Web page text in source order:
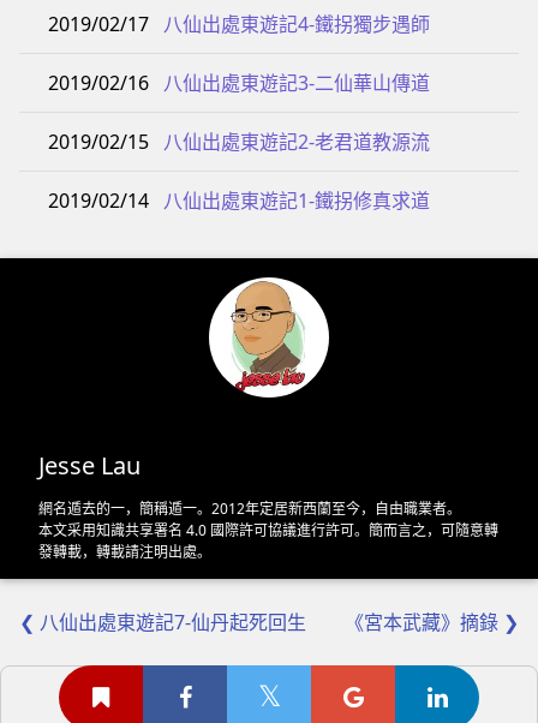
2019/02/17 八仙出處東遊記4-鐵拐獨步遇師
2019/02/16 八仙出處東遊記3-二仙華山傳道
2019/02/15 八仙出處東遊記2-老君道教源流
2019/02/14 八仙出處東遊記1-鐵拐修真求道
Jesse Lau
網名遁去的一，簡稱遁一。2012年定居新西蘭至今，自由職業者。
本文采用知識共享署名 4.0 國際許可協議進行許可。簡而言之，可隨意轉
發轉載，轉載請注明出處。
❮ 八仙出處東遊記7-仙丹起死回生 《宮本武藏》摘錄 ❯